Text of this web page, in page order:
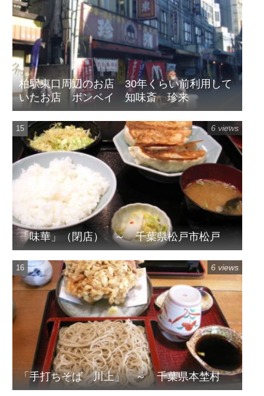
柏駅東口周辺のお店 30年くらい前利用して
いたお店 ボンベイ 知味斎 珍来
「味華」（閉店） ～ 千葉県松戸市松戸
6 views
「手打ちそば 川上」 ～ 千葉県本埜村
6 views